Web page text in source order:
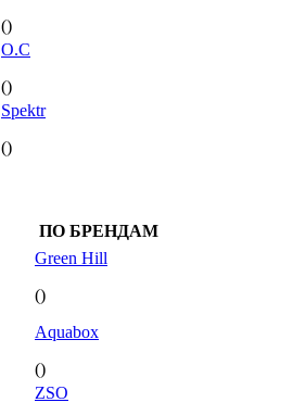
()
O.C
()
Spektr
()
ПО БРЕНДАМ
Green Hill
()
Aquabox
()
ZSO